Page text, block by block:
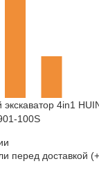
4in1
100S
перед доставкой (+